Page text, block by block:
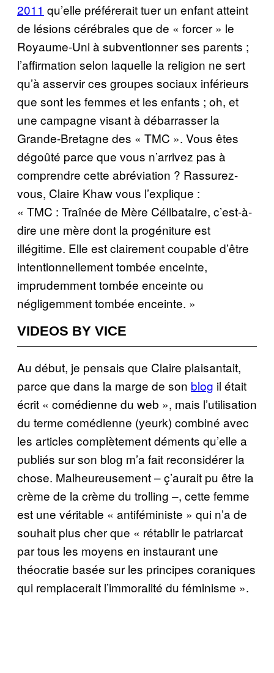
2011 qu’elle préférerait tuer un enfant atteint
de lésions cérébrales que de « forcer » le
Royaume-Uni à subventionner ses parents ;
l’affirmation selon laquelle la religion ne sert
qu’à asservir ces groupes sociaux inférieurs
que sont les femmes et les enfants ; oh, et
une campagne visant à débarrasser la
Grande-Bretagne des « TMC ». Vous êtes
dégoûté parce que vous n’arrivez pas à
comprendre cette abréviation ? Rassurez-
vous, Claire Khaw vous l’explique :
« TMC : Traînée de Mère Célibataire, c’est-à-
dire une mère dont la progéniture est
illégitime. Elle est clairement coupable d’être
intentionnellement tombée enceinte,
imprudemment tombée enceinte ou
négligemment tombée enceinte. »
VIDEOS BY VICE
Au début, je pensais que Claire plaisantait,
parce que dans la marge de son blog il était
écrit « comédienne du web », mais l’utilisation
du terme comédienne (yeurk) combiné avec
les articles complètement déments qu’elle a
publiés sur son blog m’a fait reconsidérer la
chose. Malheureusement – ç’aurait pu être la
crème de la crème du trolling –, cette femme
est une véritable « antiféministe » qui n’a de
souhait plus cher que « rétablir le patriarcat
par tous les moyens en instaurant une
théocratie basée sur les principes coraniques
qui remplacerait l’immoralité du féminisme ».